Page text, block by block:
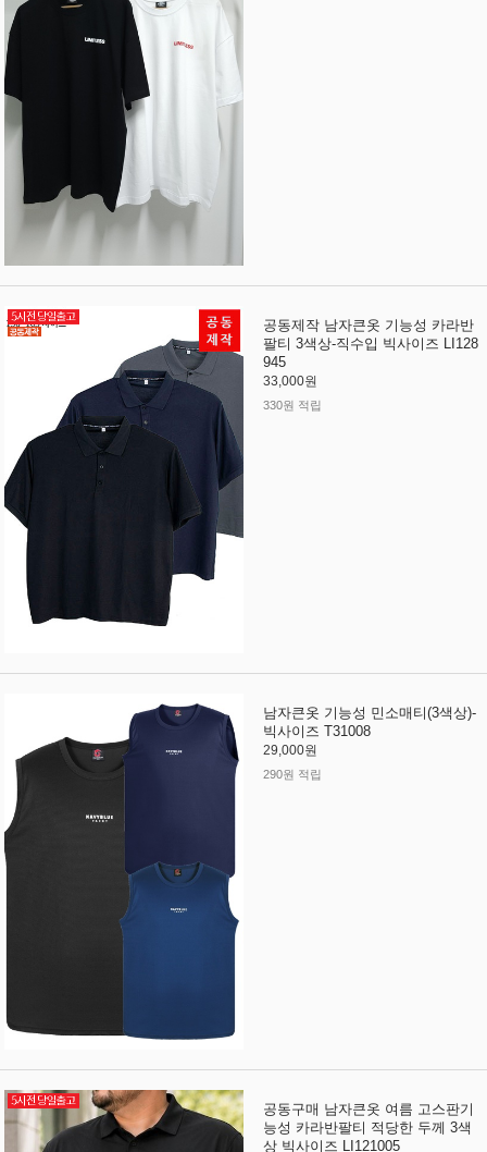
공동제작 남자큰옷 기능성 카라반
팔티 3색상-직수입 빅사이즈 LI128
945
33,000원
330원 적립
남자큰옷 기능성 민소매티(3색상)-
빅사이즈 T31008
29,000원
290원 적립
공동구매 남자큰옷 여름 고스판기
능성 카라반팔티 적당한 두께 3색
상 빅사이즈 LI121005